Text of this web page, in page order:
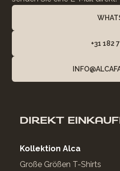
+31 182
DIREKT
Kollektion Alca
Große Größen T-Shirts